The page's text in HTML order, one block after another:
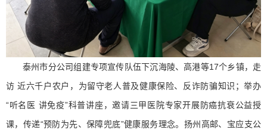
泰州市分公司组建专项宣传队伍下沉海陵、高港等17个乡镇，走
访 近六千户农户，为留守老人普及健康保险、反诈防骗知识；举办
“听名医 讲免疫”科普讲座，邀请三甲医院专家开展防癌抗衰公益授
课，传递“预防为先、保障兜底”健康服务理念。扬州高邮、宝应支公